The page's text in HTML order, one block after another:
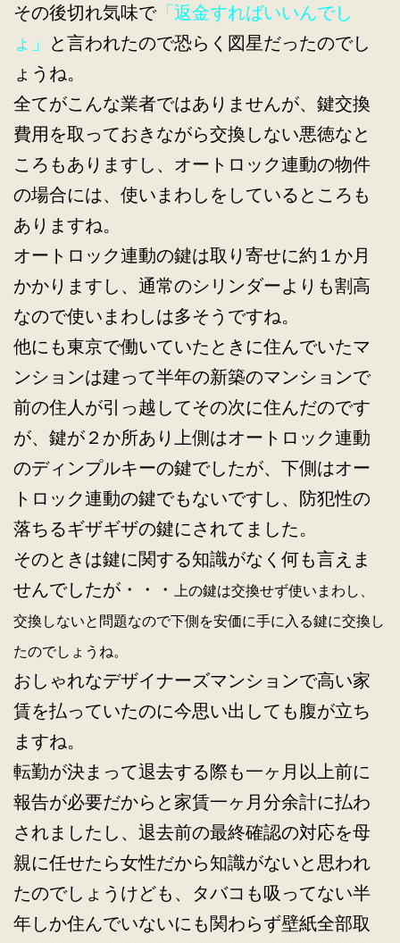
その後切れ気味で「返金すればいいんでし
ょ」
と言われたので恐らく図星だったのでし
ょうね。
全てがこんな業者ではありませんが、鍵交換
費用を取っておきながら交換しない悪徳なと
ころもありますし、オートロック連動の物件
の場合には、使いまわしをしているところも
ありますね。
オートロック連動の鍵は取り寄せに約１か月
かかりますし、通常のシリンダーよりも割高
なので使いまわしは多そうですね。
他にも東京で働いていたときに住んでいたマ
ンションは建って半年の新築のマンションで
前の住人が引っ越してその次に住んだのです
が、鍵が２か所あり上側はオートロック連動
のディンプルキーの鍵でしたが、下側はオー
トロック連動の鍵でもないですし、防犯性の
落ちるギザギザの鍵にされてました。
そのときは鍵に関する知識がなく何も言えま
せんでしたが・・・
上の鍵は交換せず使いまわし、
交換しないと問題なので下側を安価に手に入る鍵に交換し
たのでしょうね。
おしゃれなデザイナーズマンションで高い家
賃を払っていたのに今思い出しても腹が立ち
ますね。
転勤が決まって退去する際も一ヶ月以上前に
報告が必要だからと家賃一ヶ月分余計に払わ
されましたし、退去前の最終確認の対応を母
親に任せたら女性だから知識がないと思われ
たのでしょうけども、タバコも吸ってない半
年しか住んでいないにも関わらず壁紙全部取